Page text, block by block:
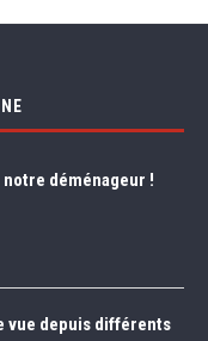
notre déménageur !
vue depuis différents